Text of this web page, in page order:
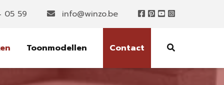
05 59 info@winzo.be
Toonmodellen Contact